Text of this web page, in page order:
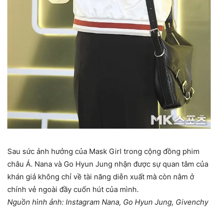
Sau sức ảnh hưởng của Mask Girl trong cộng đồng phim
châu Á. Nana và Go Hyun Jung nhận được sự quan tâm của
khán giả không chỉ về tài năng diễn xuất mà còn nằm ở
chính vẻ ngoài đầy cuốn hút của mình.
Nguồn hình ảnh: Instagram Nana, Go Hyun Jung, Givenchy